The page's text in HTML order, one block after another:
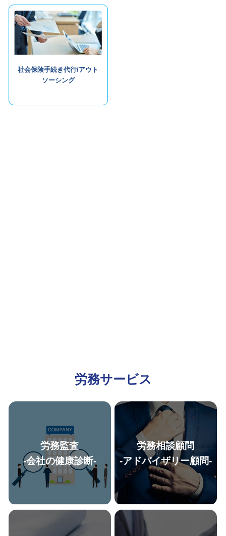
社会保険手続き代行/アウト
ソーシング
労務サービス
労務監査
-会社の健康診断-
労務相談顧問
-アドバイザリー顧問-